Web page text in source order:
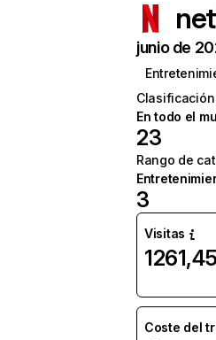
junio de
En todo el
23
Rango de
3
Visitas
Coste del